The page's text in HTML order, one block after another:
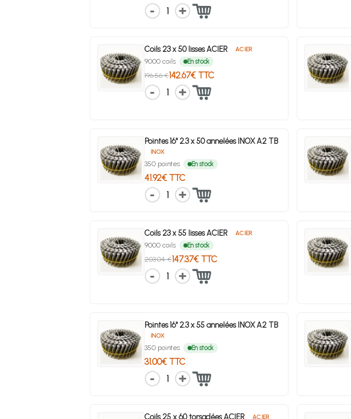
1
Coils 23 x 50 lisses ACIER ACIER
9000 coils En stock
196.56 €142.67€ TTC
1
Pointes 16° 2.3 x 50 annelées INOX A2 TB
INOX
350 pointes En stock
41.92€ TTC
1
Coils 23 x 55 lisses ACIER ACIER
9000 coils En stock
203.04 €147.37€ TTC
1
Pointes 16° 2.3 x 55 annelées INOX A2 TB
INOX
350 pointes En stock
31.00€ TTC
1
Coils 25 x 60 torsadées ACIER ACIER